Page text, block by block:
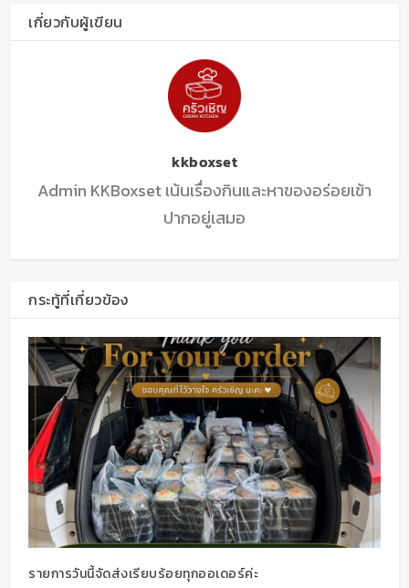
เกี่ยวกับผู้เขียน
kkboxset
Admin KKBoxset เน้นเรื่องกินและหาของอร่อยเข้า
ปากอยู่เสมอ
กระทู้ที่เกี่ยวข้อง
รายการวันนี้จัดส่งเรียบร้อยทุกออเดอร์ค่ะ